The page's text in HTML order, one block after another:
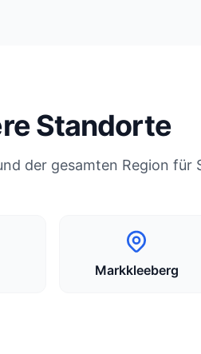
Standorte
der gesamten Region für
Markkleeberg